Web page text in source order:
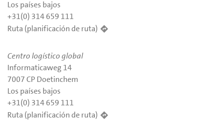
Los países bajos
+31(0) 314 659 111
Ruta (planificación de ruta)
Centro logístico global
Informaticaweg 14
7007 CP Doetinchem
Los países bajos
+31(0) 314 659 111
Ruta (planificación de ruta)